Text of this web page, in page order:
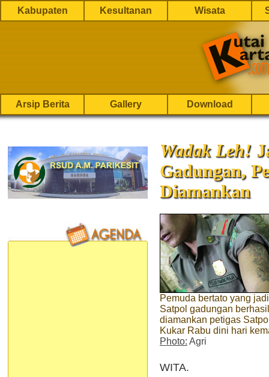
Kabupaten Kesultanan Wisata
Arsip Berita Gallery Download
Wadak Leh!
Gadungan,
Diamankan
Pemuda bertato yang jadi
Satpol gadungan berhasil
diamankan petigas
Kukar Rabu dini hari
Photo: Agri
WITA.